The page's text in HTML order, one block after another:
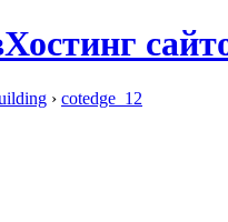
Хостинг
› cotedge_12